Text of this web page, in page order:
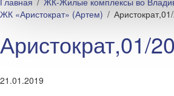
ЖК «Аристократ» (Артем)
Аристократ,01/
21.01.2019